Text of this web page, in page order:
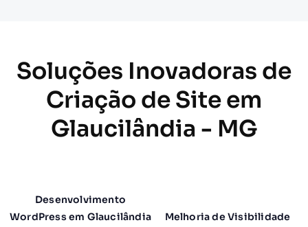
Soluções Inovadoras de
Criação de Site em
Glaucilândia - MG
Desenvolvimento
WordPress em Glaucilândia
Melhoria de Visibilidade